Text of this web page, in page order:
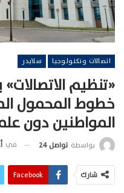
اتصالات وتكنولوجيا سلايدر
«تنظيم
خطوط المحمول
المواطنين دون
بواسطة تواصل 24 في
شارك Facebook